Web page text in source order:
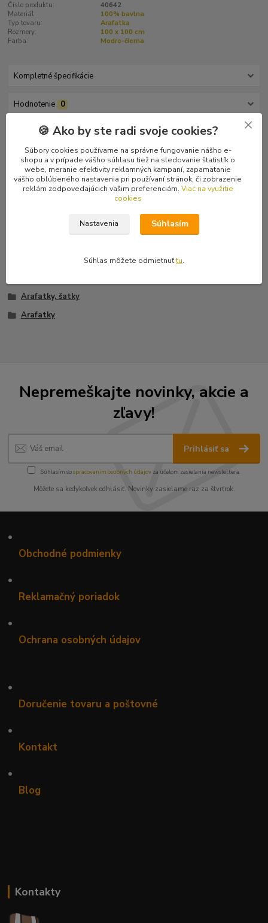
Číslo produktu:
40642
Materiál:
100% bavlna
Typ tovaru:
Arafatka
Rozmery:
100 x 100 cm
Farba:
Modro-čierna
Kompletné špecifikácie
Hodnotenie 0
Komentáre 0
Kompletné špecifikácie
Modro-čierna arabská šatka známa ako arafatka so vzorom
uvedeným na obrázku. Jedná sa o arafatky z kvalitnej hrubej
100% bavlny. Rozmery šatky sú 100 x 100 cm.
Arafatky, šatky
Arafatky
Nepremeškajte novinky, akcie a
zľavy!
Prihlásiť sa
Súhlasím sospracovaním osobných údajov za účelom zasielania newslettera.
Môžete sa kedykoľvek odhlásiť. Novinky zasielame raz za štvrťrok.
•
Obchodné podmienky
•
Reklamačný poriadok
•
Ochrana osobných údajov
•
Doručenie tovaru a poštovné
•
Kontakt
•
Blog
Kontakty
🍪 Ako by ste radi svoje cookies?
Súbory cookies používame na správne fungovanie nášho e-
shopu a v prípade vášho súhlasu tiež na sledovanie štatistík o
webe, meranie efektivity reklamných kampaní, zapamätanie
vášho obľúbeného nastavenia pri používaní stránok, či zobrazenie
reklám zodpovedajúcich vašim preferenciám. Viac na využitie
cookies
Nastavenia Súhlasím
Súhlas môžete odmietnuťtu.